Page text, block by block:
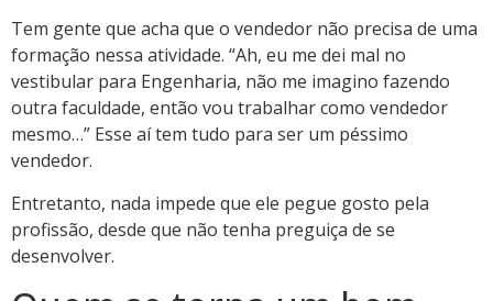
Tem gente que acha que o vendedor não precisa de uma
formação nessa atividade. “Ah, eu me dei mal no
vestibular para Engenharia, não me imagino fazendo
outra faculdade, então vou trabalhar como vendedor
mesmo…” Esse aí tem tudo para ser um péssimo
vendedor.
Entretanto, nada impede que ele pegue gosto pela
profissão, desde que não tenha preguiça de se
desenvolver.